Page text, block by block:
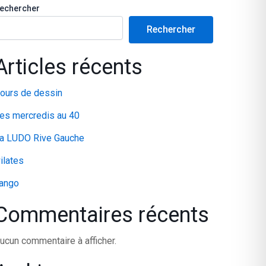
Rechercher
récents
de dessin
mercredis au 40
LUDO Rive Gauche
récents
commentaire à afficher.